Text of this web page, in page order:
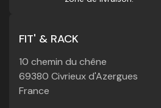
FIT' & RACK
10 chemin du chêne
69380 Civrieux d'Azergues
France